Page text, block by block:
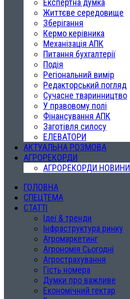
Експертна думка
Життєве середовище
Зберігання
Кермо керівника
Механізація АПК
Питання бухгалтерії
Подія
Регіональний вимір
Редакторський погляд
Сучасне тваринництво
У правовому полі
Фінансування АПК
Заготівля силосу
ЕЛЕВАТОРИ
АКТУАЛЬНА РОЗМОВА
АГРОРЕКОРДИ
АГРОРЕКОРДИ НОВИНИ
ГОЛОВНА
СПЕЦТЕМА
СТАТТІ
Ідеї & тренди
Інфраструктура ринку
Агромаркетинг
Агрономія Сьогодні
Агрострахування
Гість номера
Думки про важливе
Економічний гектар